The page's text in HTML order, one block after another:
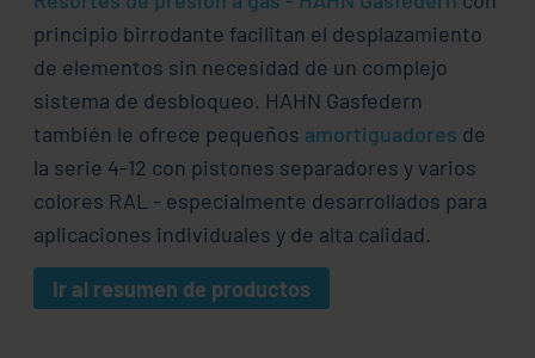
principio birrodante facilitan el desplazamiento
de elementos sin necesidad de un complejo
sistema de desbloqueo. HAHN Gasfedern
también le ofrece pequeños amortiguadores de
la serie 4-12 con pistones separadores y varios
colores RAL - especialmente desarrollados para
aplicaciones individuales y de alta calidad.
Ir al resumen de productos